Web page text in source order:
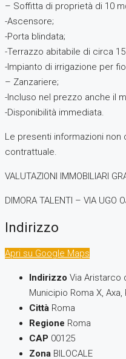
– Soffitta di proprietà di 10
-Ascensore;
-Porta blindata;
-Terrazzo abitabile di circa
-Impianto di irrigazione per
– Zanzariere;
-Incluso nel prezzo anche il
-Disponibilità immediata.
Le presenti informazioni
contrattuale.
VALUTAZIONI IMMOBILIARI
DIMORA TALENTI – VIA UGO
Indirizzo
Apri su Google Maps
Indirizzo Via Aristarco
Municipio Roma X, Axa,
Città Roma
Regione Roma
CAP 00125
Zona BILOCALE